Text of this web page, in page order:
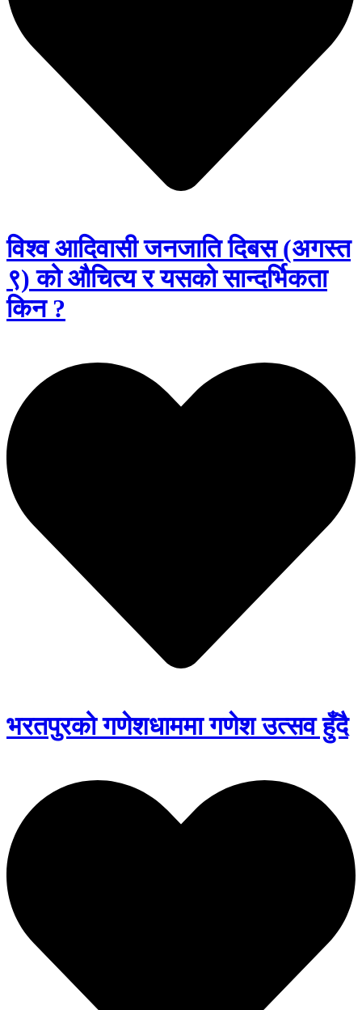
विश्व आदिवासी जनजाति दिबस (अगस्त
९) को औचित्य र यसको सान्दर्भिकता
किन ?
भरतपुरको गणेशधाममा गणेश उत्सव हुँदै